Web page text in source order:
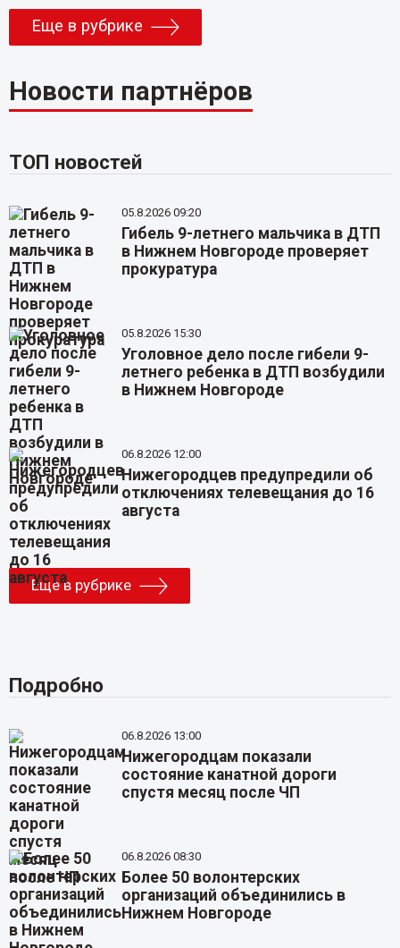
Еще в рубрике
Новости партнёров
ТОП новостей
05.8.2026 09:20
Гибель 9-летнего мальчика в ДТП
в Нижнем Новгороде проверяет
прокуратура
05.8.2026 15:30
Уголовное дело после гибели 9-
летнего ребенка в ДТП возбудили
в Нижнем Новгороде
06.8.2026 12:00
Нижегородцев предупредили об
отключениях телевещания до 16
августа
Еще в рубрике
Подробно
06.8.2026 13:00
Нижегородцам показали
состояние канатной дороги
спустя месяц после ЧП
06.8.2026 08:30
Более 50 волонтерских
организаций объединились в
Нижнем Новгороде